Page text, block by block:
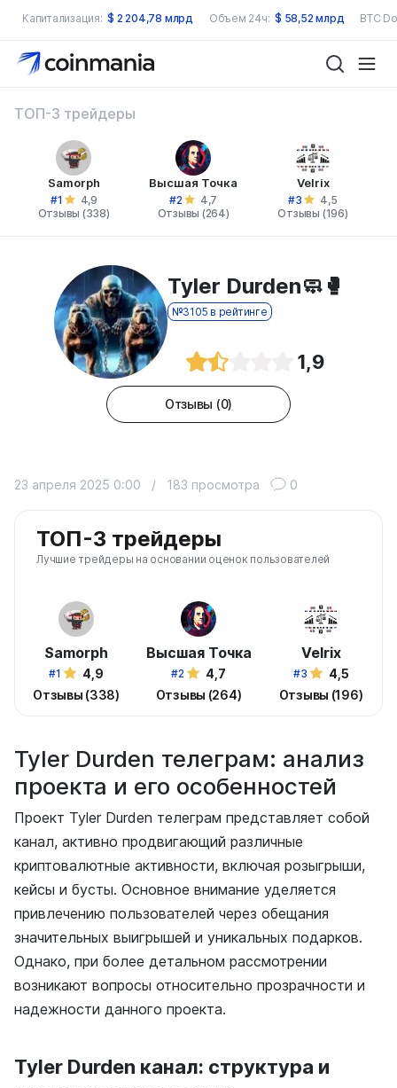
Капитализация: $ 2 204,78 млрд Объем 24ч: $ 58,52 млрд BTC
ТОП-3 трейдеры
Samorph
#1
4,9
Отзывы (338)
Высшая Точка
#2
4,7
Отзывы (264)
Velrix
#3
4,5
Отзывы (196)
Tyler Durden🧼🥊
№3105 в рейтинге
1,9
Отзывы (0)
23 апреля 2025 0:00 / 183 просмотра 0
ТОП-3 трейдеры
Лучшие трейдеры на основании оценок пользователей
Samorph
#1
4,9
Отзывы (338)
Высшая Точка
#2
4,7
Отзывы (264)
Velrix
#3
4,5
Отзывы (196)
Tyler Durden телеграм: анализ
проекта и его особенностей
Проект Tyler Durden телеграм представляет собой
канал, активно продвигающий различные
криптовалютные активности, включая розыгрыши,
кейсы и бусты. Основное внимание уделяется
привлечению пользователей через обещания
значительных выигрышей и уникальных подарков.
Однако, при более детальном рассмотрении
возникают вопросы относительно прозрачности и
надежности данного проекта.
Tyler Durden канал: структура и